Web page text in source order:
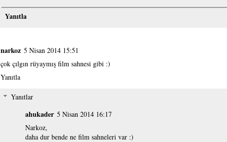
Yanıtla
narkoz 5 Nisan 2014 15:51
çok çılgın rüyaymış film sahnesi gibi :)
Yanıtla
Yanıtlar
ahukader 5 Nisan 2014 16:17
Narkoz,
daha dur bende ne film sahneleri var :)